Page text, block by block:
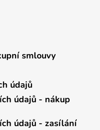
smlouvy
údajů
údajů - nákup
údajů - zasílání